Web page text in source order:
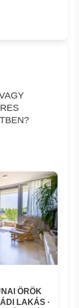
ÖRÖK
LAKÁS ·